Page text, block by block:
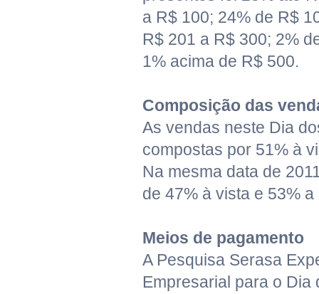
a R$ 100; 24% de R$
R$ 201 a R$ 300; 2%
1% acima de R$ 500.
Composição das
As vendas neste Dia
compostas por 51% à
Na mesma data de
de 47% à vista e 53% a
Meios de pagamento
A Pesquisa Serasa
Empresarial para o Dia